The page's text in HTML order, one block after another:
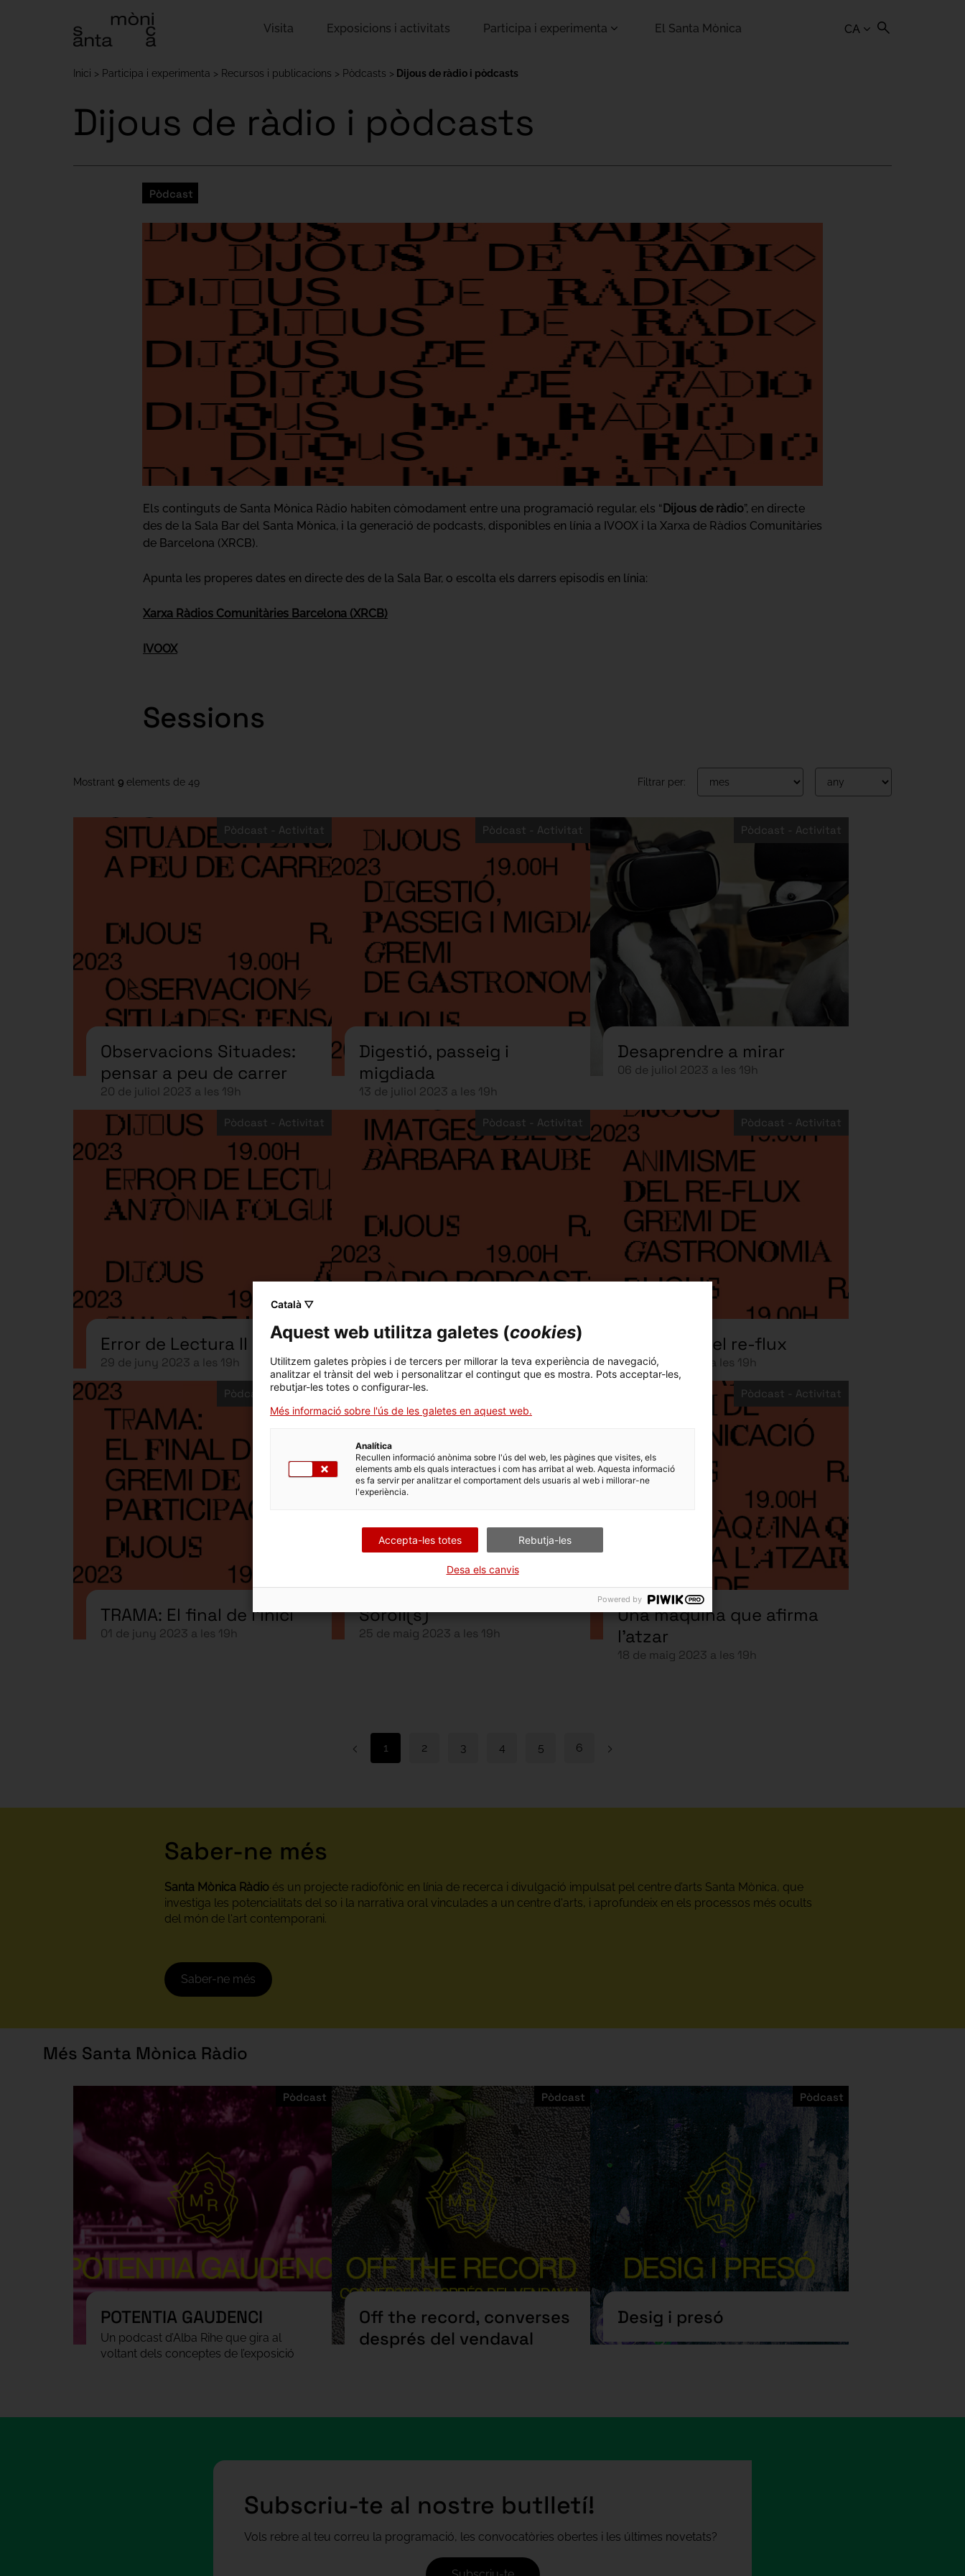
CA
Visita Exposicions i activitats Participa i experimenta El Santa Mònica
Inici Participa i experimenta Recursos i publicacions Pòdcasts Dijous de ràdio i pòdcasts
Dijous de ràdio i pòdcasts
Pòdcast
Els continguts de Santa Mònica Ràdio habiten còmodament entre una programació regular, els “ Dijous de ràdio”, en directe
des de la Sala Bar del Santa Mònica, i la generació de podcasts, disponibles en línia a IVOOX i la Xarxa de Ràdios Comunitàries
de Barcelona (XRCB).
Apunta les properes dates en directe des de la Sala Bar, o escolta els darrers episodis en línia:
Xarxa Ràdios Comunitàries Barcelona (XRCB)
IVOOX
Sessions
Mostrant 9 elements de 49 Filtrar per:
Pòdcast - Activitat
Observacions Situades:
pensar a peu de carrer
20 de juliol 2023 a les 19h
Pòdcast - Activitat
Digestió, passeig i
migdiada
13 de juliol 2023 a les 19h
Pòdcast - Activitat
Desaprendre a mirar
06 de juliol 2023 a les 19h
Pòdcast - Activitat
Error de Lectura II
29 de juny 2023 a les 19h
Pòdcast - Activitat
Imatges del cos
15 de juny 2023 a les 19h
Pòdcast - Activitat
Animisme del re-flux
08 de juny 2023 a les 19h
Pòdcast - Activitat
TRAMA: El final de l’inici
01 de juny 2023 a les 19h
Soroll(s)
25 de maig 2023 a les 19h
Pòdcast - Activitat
Una màquina que afirma
l’atzar
18 de maig 2023 a les 19h
1 2 3 4 5 6
Saber-ne més
Santa Mònica Ràdio és un projecte radiofònic en línia de recerca i divulgació impulsat pel centre d’arts Santa Mònica, que
investiga les potencialitats del so i la narrativa oral vinculades a un centre d'arts, i aprofundeix en els processos més ocults
del món de l'art contemporani.
Saber-ne més
Més Santa Mònica Ràdio
POTENTIA GAUDENCI
Un podcast d’Alba Rihe que gira al
voltant dels conceptes de l’exposició
Pòdcast
Off the record, converses
després del vendaval
Pòdcast
Desig i presó
Pòdcast
Subscriu-te al nostre butlletí!
Vols rebre al teu correu la programació, les convocatòries obertes i les últimes novetats?
Català ▽
Aquest web utilitza galetes (cookies)
Utilitzem galetes pròpies i de tercers per millorar la teva experiència de navegació,
analitzar el trànsit del web i personalitzar el contingut que es mostra. Pots acceptar-les,
rebutjar-les totes o configurar-les.
Més informació sobre l'ús de les galetes en aquest web.
Analítica
Recullen informació anònima sobre l'ús del web, les pàgines que visites, els
elements amb els quals interactues i com has arribat al web. Aquesta informació
es fa servir per analitzar el comportament dels usuaris al web i millorar-ne
l'experiència.
Accepta-les totes Rebutja-les
Desa els canvis
Powered by